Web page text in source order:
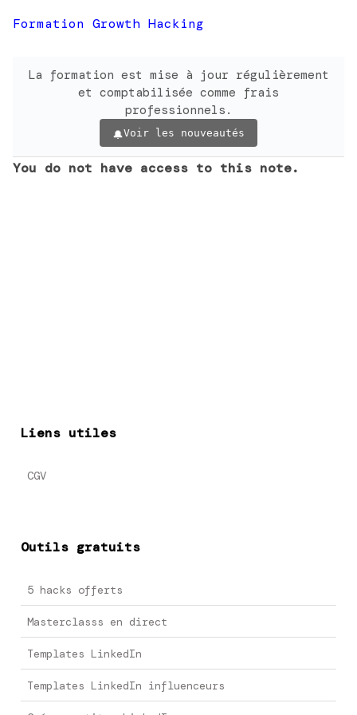
Formation Growth Hacking
La formation est mise à jour régulièrement
et comptabilisée comme frais
professionnels.
Voir les nouveautés
You do not have access to this note.
Liens utiles
CGV
Outils gratuits
5 hacks offerts
Masterclasss en direct
Templates LinkedIn
Templates LinkedIn influenceurs